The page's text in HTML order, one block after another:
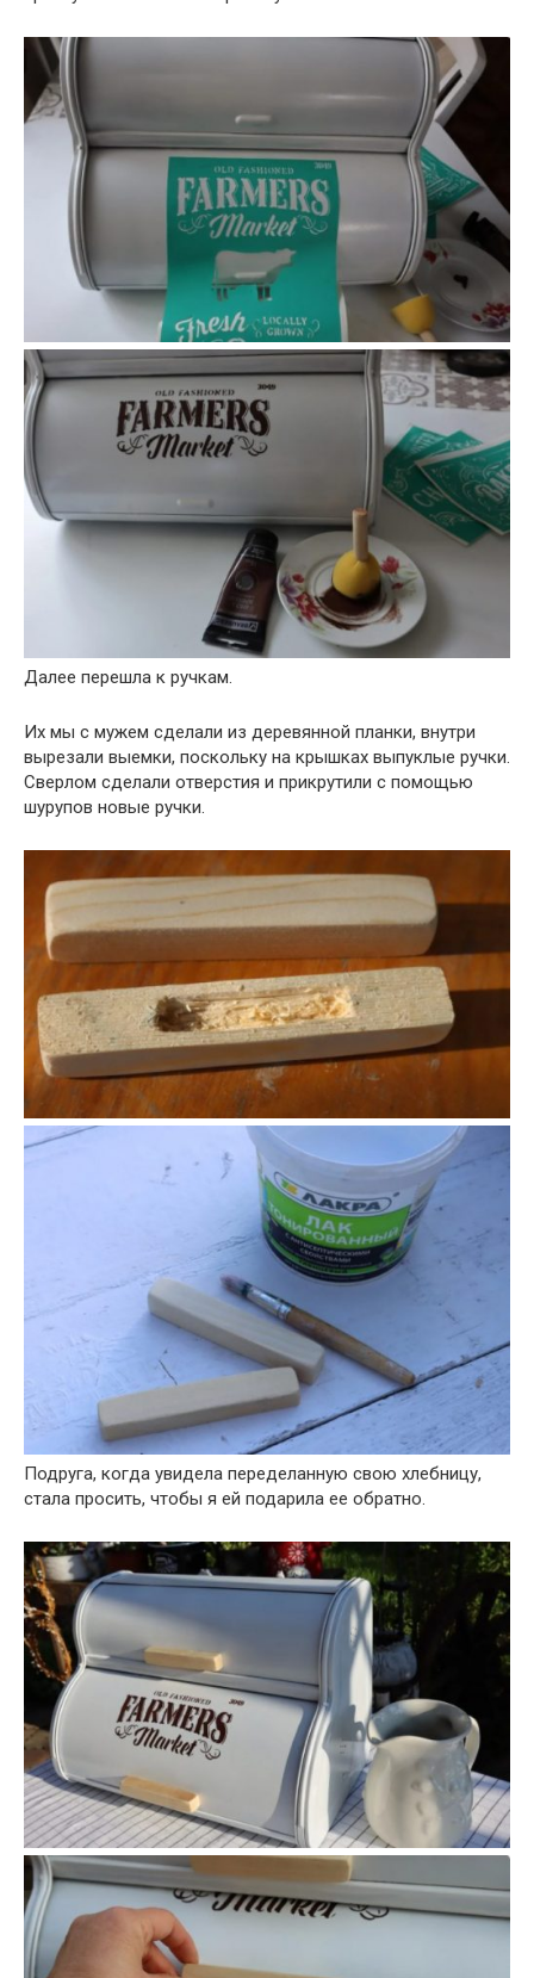
Далее перешла к ручкам.
Их мы с мужем сделали из деревянной планки, внутри
вырезали выемки, поскольку на крышках выпуклые ручки.
Сверлом сделали отверстия и прикрутили с помощью
шурупов новые ручки.
Подруга, когда увидела переделанную свою хлебницу,
стала просить, чтобы я ей подарила ее обратно.